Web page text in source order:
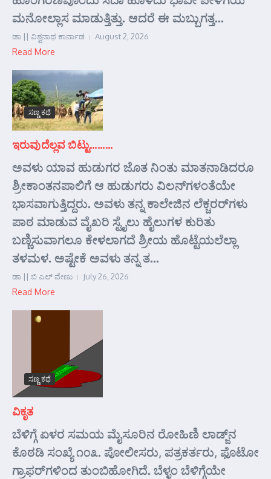
ಮನೋಲ್ಲಾಸ ಮಾಡುತ್ತಿತ್ತು. ಆದರೆ ಈ ಮಬ್ಬುಗತ್ತ...
ಡಾ || ವಿಶ್ವನಾಥ ಕಾರ್ನಾಡ August 2, 2026
Read More
ಸಣ್ಣ ಕಥೆ
ಇರುವುದೆಲ್ಲವ ಬಿಟ್ಟು………
ಅವಳು ಯಾವ ಹುಡುಗರ ಜೊತ ನಿಂತು ಮಾತನಾಡಿದರೂ
ಶ್ರೀಕಾಂತನಪಾಲಿಗೆ ಆ ಹುಡುಗರು ವಿಲನ್‌ಗಳಂತೆಯೇ
ಭಾಸವಾಗುತ್ತಿದ್ದರು. ಅವಳು ತನ್ನ ಕಾಲೇಜಿನ ಲೆಕ್ಚರರ್‌ಗಳು
ಪಾಠ ಮಾಡುವ ವೈಖರಿ ಸ್ಟೈಲು ಹೈಲುಗಳ ಕುರಿತು
ಬಣ್ಣಿಸುವಾಗಲೂ ಕೇಳಲಾಗದೆ ಶ್ರೀಯ ಹೊಟ್ಟೆಯಲೆಲ್ಲಾ
ತಳಮಳ. ಅಷ್ಟೇಕೆ ಅವಳು ತನ್ನ ತ...
ಡಾ || ಬಿ ಎಲ್ ವೇಣು July 26, 2026
Read More
ಸಣ್ಣ ಕಥೆ
ವಿಕೃತ
ಬೆಳಿಗ್ಗೆ ಏಳರ ಸಮಯ ಮೈಸೂರಿನ ರೋಹಿಣಿ ಲಾಡ್ಜ್‌ನ
ಕೊಠಡಿ ಸಂಖ್ಯೆ ೧೦೩. ಪೋಲೀಸರು, ಪತ್ರಕರ್ತರು, ಫೊಟೋ
ಗ್ರಾಫರ್‌ಗಳಿಂದ ತುಂಬಿಹೋಗಿದೆ. ಬೆಳ್ಳಂ ಬೆಳಿಗ್ಗೆಯೇ